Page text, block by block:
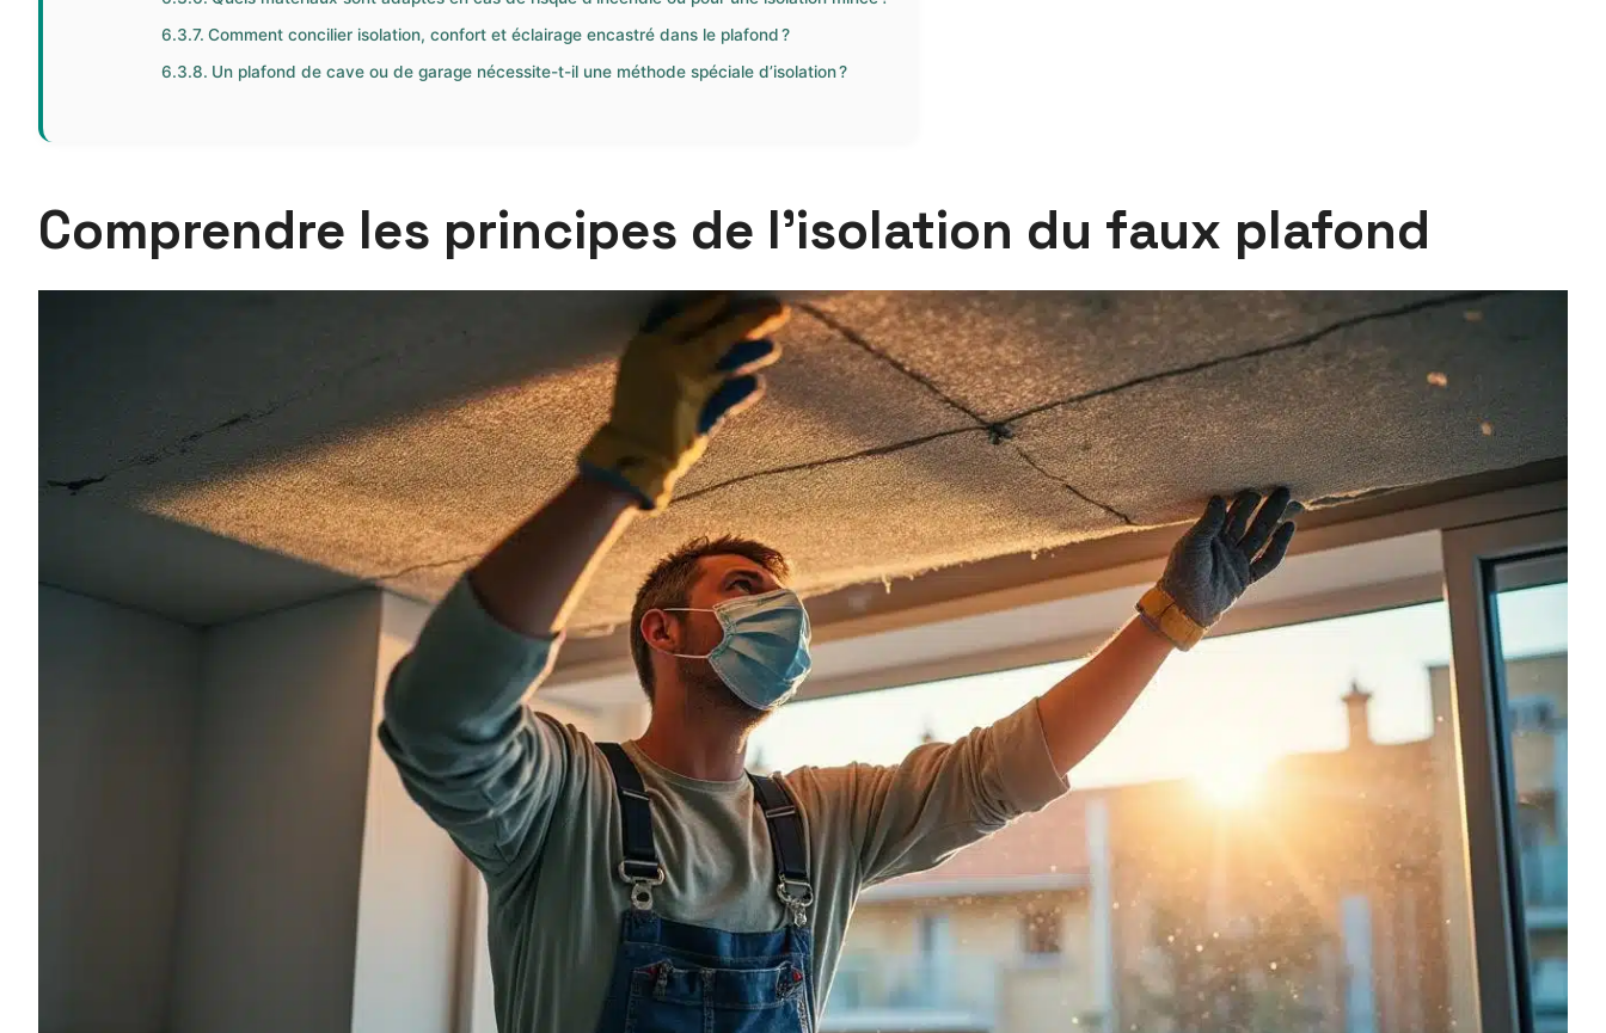
Comment concilier isolation, confort et éclairage encastré dans le plafond ?
Un plafond de cave ou de garage nécessite-t-il une méthode spéciale d’isolation ?
Comprendre les principes de l’isolation du faux plafond